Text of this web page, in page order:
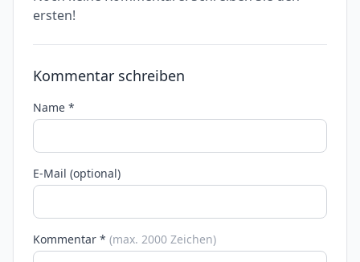
ersten!
Kommentar schreiben
Name *
E-Mail (optional)
Kommentar * (max. 2000 Zeichen)